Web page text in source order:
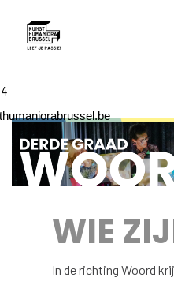
WIE
In de richting Woord